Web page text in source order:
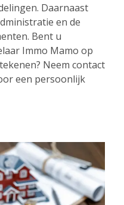
Daarnaast
en de
Bent u
Immo Mamo op
Neem contact
een persoonlijk